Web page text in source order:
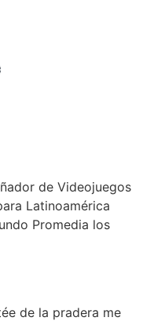
de Videojuegos
Latinoamérica
Promedia los
de la pradera me